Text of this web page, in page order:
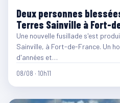
Deux personnes
Terres Sainville à Fort-
Une nouvelle fusillade s'est
Sainville, à Fort-de-France. Un
d'années et…
08/08 · 10h11